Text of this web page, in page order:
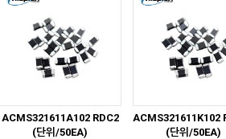
ACMS321611A102 RDC2
(단위/50EA)
ACMS321611K102
(단위/50EA)